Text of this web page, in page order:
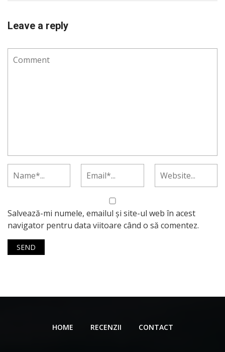
Leave a reply
Salvează-mi numele, emailul și site-ul web în acest
navigator pentru data viitoare când o să comentez.
HOME RECENZII CONTACT